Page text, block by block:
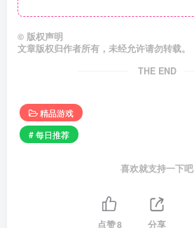
© 版权声明
文章版权归作者所有，未经允许请勿转载。
THE END
精品游戏
# 每日推荐
喜欢就支持一下吧
点赞8 分享